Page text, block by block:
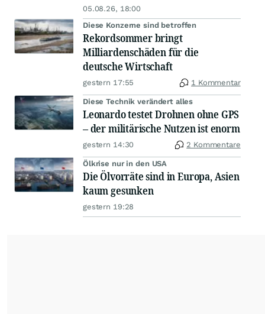
05.08.26, 18:00
Diese Konzerne sind betroffen
Rekordsommer bringt
Milliardenschäden für die
deutsche Wirtschaft
gestern 17:55 1 Kommentar
Diese Technik verändert alles
Leonardo testet Drohnen ohne GPS
– der militärische Nutzen ist enorm
gestern 14:30 2 Kommentare
Ölkrise nur in den USA
Die Ölvorräte sind in Europa, Asien
kaum gesunken
gestern 19:28